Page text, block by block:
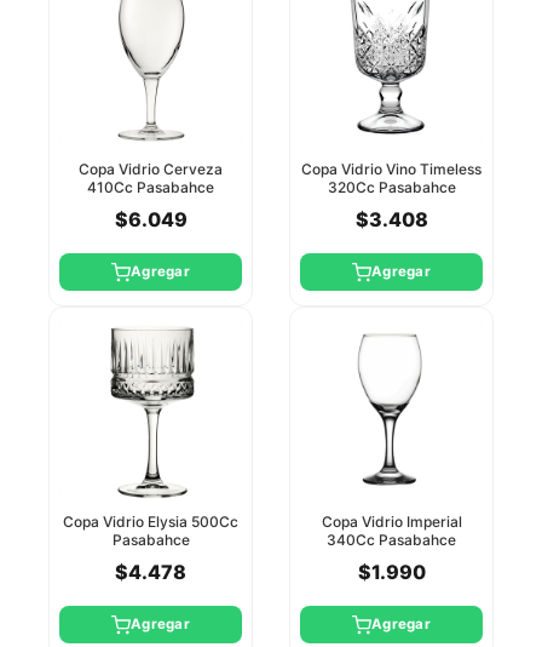
Copa Vidrio Cerveza
410Cc Pasabahce
$6.049
Agregar
Copa Vidrio Vino Timeless
320Cc Pasabahce
$3.408
Agregar
Copa Vidrio Elysia 500Cc
Pasabahce
$4.478
Agregar
Copa Vidrio Imperial
340Cc Pasabahce
$1.990
Agregar